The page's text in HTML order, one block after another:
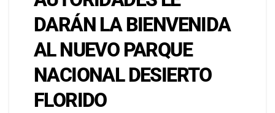
DARÁN LA BIENVENIDA
AL NUEVO PARQUE
NACIONAL DESIERTO
FLORIDO